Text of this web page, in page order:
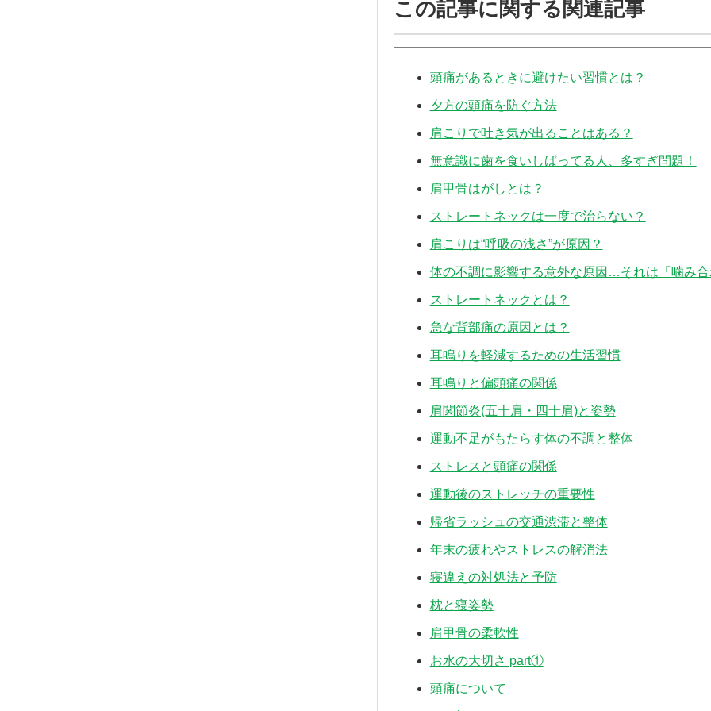
この記事に関する関連記事
頭痛があるときに避けたい習慣とは？
夕方の頭痛を防ぐ方法
肩こりで吐き気が出ることはある？
無意識に歯を食いしばってる人、多すぎ問題！
肩甲骨はがしとは？
ストレートネックは一度で治らない？
肩こりは“呼吸の浅さ”が原因？
体の不調に影響する意外な原因…それは「噛み
ストレートネックとは？
急な背部痛の原因とは？
耳鳴りを軽減するための生活習慣
耳鳴りと偏頭痛の関係
肩関節炎(五十肩・四十肩)と姿勢
運動不足がもたらす体の不調と整体
ストレスと頭痛の関係
運動後のストレッチの重要性
帰省ラッシュの交通渋滞と整体
年末の疲れやストレスの解消法
寝違えの対処法と予防
枕と寝姿勢
肩甲骨の柔軟性
お水の大切さ part①
頭痛について